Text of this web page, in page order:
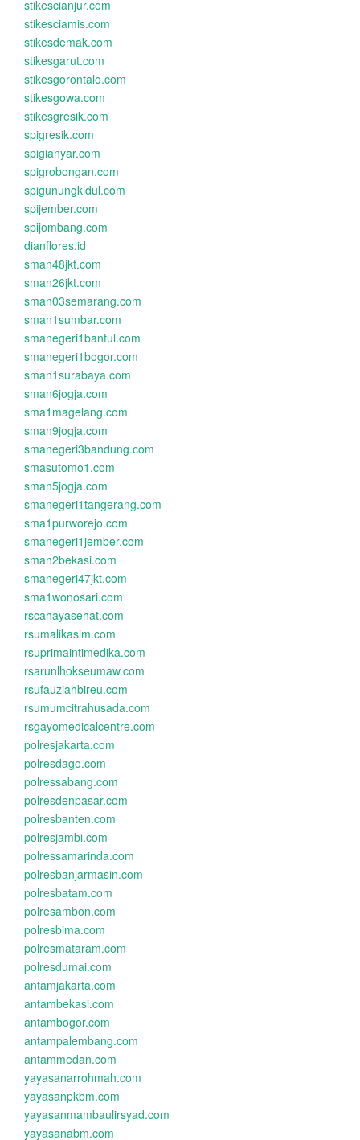
stikescianjur.com
stikesciamis.com
stikesdemak.com
stikesgarut.com
stikesgorontalo.com
stikesgowa.com
stikesgresik.com
spigresik.com
spigianyar.com
spigrobongan.com
spigunungkidul.com
spijember.com
spijombang.com
dianflores.id
sman48jkt.com
sman26jkt.com
sman03semarang.com
sman1sumbar.com
smanegeri1bantul.com
smanegeri1bogor.com
sman1surabaya.com
sman6jogja.com
sma1magelang.com
sman9jogja.com
smanegeri3bandung.com
smasutomo1.com
sman5jogja.com
smanegeri1tangerang.com
sma1purworejo.com
smanegeri1jember.com
sman2bekasi.com
smanegeri47jkt.com
sma1wonosari.com
rscahayasehat.com
rsumalikasim.com
rsuprimaintimedika.com
rsarunlhokseumaw.com
rsufauziahbireu.com
rsumumcitrahusada.com
rsgayomedicalcentre.com
polresjakarta.com
polresdago.com
polressabang.com
polresdenpasar.com
polresbanten.com
polresjambi.com
polressamarinda.com
polresbanjarmasin.com
polresbatam.com
polresambon.com
polresbima.com
polresmataram.com
polresdumai.com
antamjakarta.com
antambekasi.com
antambogor.com
antampalembang.com
antammedan.com
yayasanarrohmah.com
yayasanpkbm.com
yayasanmambaulirsyad.com
yayasanabm.com